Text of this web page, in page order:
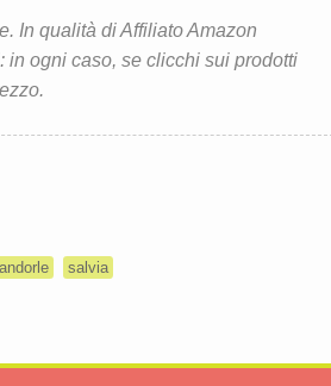
In qualità di Affiliato Amazon
ogni caso, se clicchi sui prodotti
salvia